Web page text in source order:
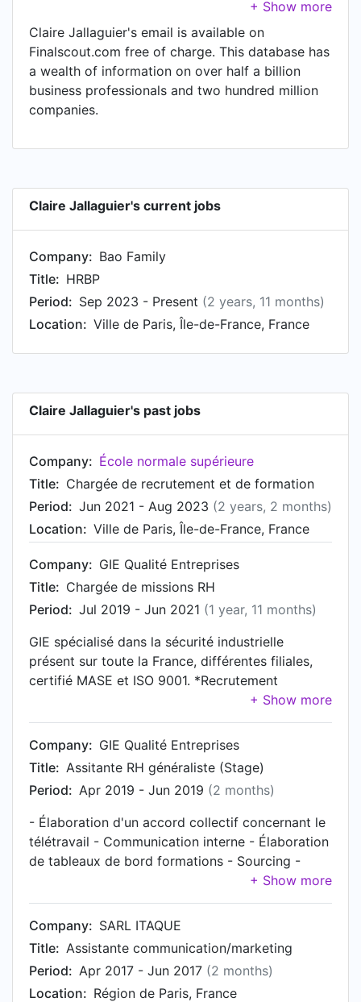
Claire's previous role as a Chargée de
recrutement et de formation at École normale
supérieure, Claire worked in Ville de Paris, Île-de-
France, France until Aug 2023. Prior to joining
École normale supérieure, Claire was a Chargée
de missions RH at GIE Qualité Entreprises and
held the position of Chargée de missions RH.
working as Assistante communication/marketing
Claire Jallaguier's email is available on
Finalscout.com free of charge. This database has
a wealth of information on over half a billion
business professionals and two hundred million
companies.
Claire Jallaguier's current jobs
Company: Bao Family
Title: HRBP
Period: Sep 2023 - Present (2 years, 11 months)
Location: Ville de Paris, Île-de-France, France
Claire Jallaguier's past jobs
Company: École normale supérieure
Title: Chargée de recrutement et de formation
Period: Jun 2021 - Aug 2023 (2 years, 2 months)
Location: Ville de Paris, Île-de-France, France
Company: GIE Qualité Entreprises
Title: Chargée de missions RH
Period: Jul 2019 - Jun 2021 (1 year, 11 months)
GIE spécialisé dans la sécurité industrielle
présent sur toute la France, différentes filiales,
certifié MASE et ISO 9001. *Recrutement
Optimisation du processus des outils de
recrutement Création et alimentation des
tableaux de reporting Accompagnement des
directeurs de région sur l'ensemble du processus
de recrutement Stratégie de sourcing Rédaction
et diffusion des annonces Pré-qualification des
candidats et entretiens Intégration et suivi
mensuel des nouveaux collaborateurs Rédaction
des contrats et avenants *Formation
Élaboration du plan de formation de 4 entités en
formation Relation avec l'OPCO
Accompagnement des collaborateurs dans leurs
projets de formation et financement dans le
cadre du CPF *Communication interne Création
Company: GIE Qualité Entreprises
Title: Assitante RH généraliste (Stage)
Period: Apr 2019 - Jun 2019 (2 months)
- Élaboration d'un accord collectif concernant le
télétravail - Communication interne - Élaboration
de tableaux de bord formations - Sourcing -
Participation à l'élaboration de matrices poly-
compétences (GPEC) - Enquête auprès des
salariés télétravailleurs
Company: SARL ITAQUE
Title: Assistante communication/marketing
Period: Apr 2017 - Jun 2017 (2 months)
Location: Région de Paris, France